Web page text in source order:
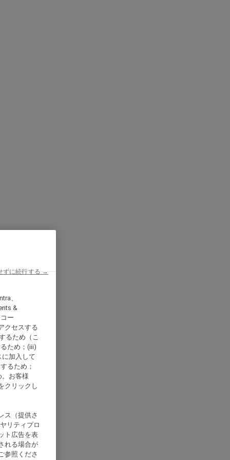
、
&
ー
クセスする
るため（こ
ため；(iii)
加入して
るため；
お客様
クリックし
ス（提供さ
リティプロ
ト広告を表
れる場合が
参照くださ
ずに続行する →